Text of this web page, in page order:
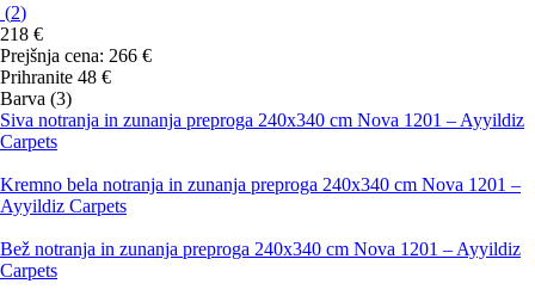
(2)
218 €
Prejšnja cena: 266 €
Prihranite 48 €
Barva (3)
Siva notranja in zunanja preproga 240x340 cm Nova 1201 – Ayyildiz
Carpets
Kremno bela notranja in zunanja preproga 240x340 cm Nova 1201 –
Ayyildiz Carpets
Bež notranja in zunanja preproga 240x340 cm Nova 1201 – Ayyildiz
Carpets